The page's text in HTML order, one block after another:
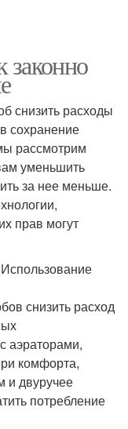
законно
снизить расходы
сохранение
рассмотрим
уменьшить
за нее меньше.
прав могут
снизить расход
аэраторами,
комфорта,
и двуручее
потребление